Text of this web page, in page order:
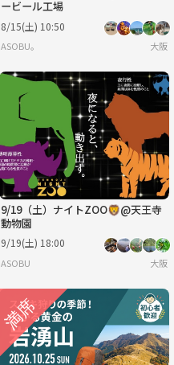
ービール工場
8/15(土) 10:50
ASOBU。 大阪
9/19（土）ナイトZOO🦁@天王寺
動物園
9/19(土) 18:00
ASOBU 大阪